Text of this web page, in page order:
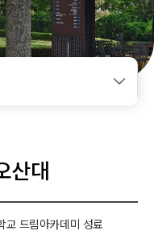
산대
교 드림아카데미 성료